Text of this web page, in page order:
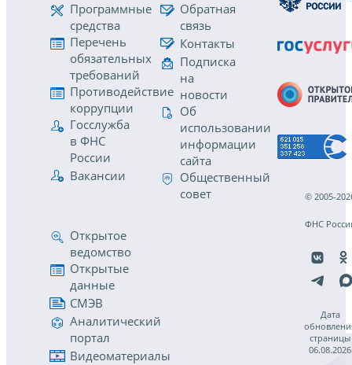
Программные
средства
Перечень
обязательных
требований
Противодействие
коррупции
Госслужба
в ФНС
России
Вакансии
Обратная
связь
Контакты
Подписка
на
новости
Об
использовании
информации
сайта
Общественный
совет
Открытое
ведомство
Открытые
данные
СМЭВ
Аналитический
портал
Видеоматериалы
© 2005-
ФНС
Дата
страницы
06.08.2026